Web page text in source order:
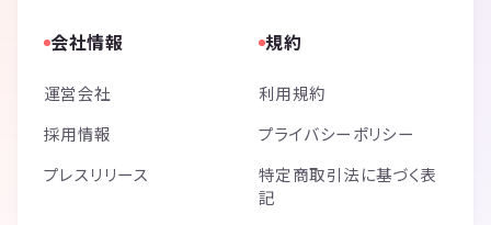
会社情報
運営会社
採用情報
プレスリリース
規約
利用規約
プライバシーポリシー
特定商取引法に基づく表
記